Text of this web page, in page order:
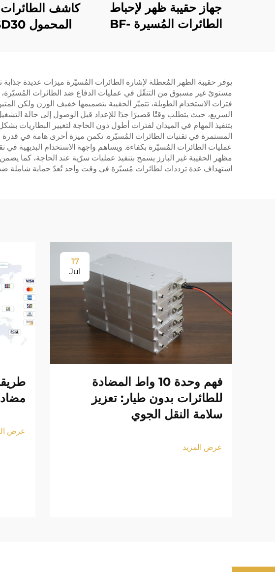
جهاز حقيبة ظهر لإحباط
الطائرات المُسيرة BF-
كاشف
يوفر حقيبة الظهر المُعطلة لإشارة الطائرات المُسيّرة ميزات عديدة
مستوىً غير مسبوق من التنقّل في عمليات الدفاع ضد الطائرات المُسيّرة،
فترات الاستخدام الطويلة، تتميّز الحقيبة بتصميمها خفيف الوزن ولكن
السريع، حيث يتطلب وقتًا قصيرًا جدًا للإعداد قبل الوصول إلى حالة
بتنفيذ المهام في الميدان لفترات أطول دون الحاجة لتغيير البطاريات
المستمرة في تقنيات الطائرات المُسيّرة. تكمن ميزة أخرى هامة في قدرة
عمليات الطائرات المُسيّرة بكفاءة. ويساهم واجهة الاستخدام البديهية في
مظهر الحقيبة غير البارز يسمح بتنفيذ عمليات سرّية عند الحاجة، كما
استهداف عدة ترددات لطائرات مُسيّرة في وقت واحد تُعدّ حماية شاملة ضد
17
Jul
فهم وحدة 10 واط المضادة
للطائرات بدون طيار: تعزيز
سلامة النقل الجوي
عرض المزيد
عرض